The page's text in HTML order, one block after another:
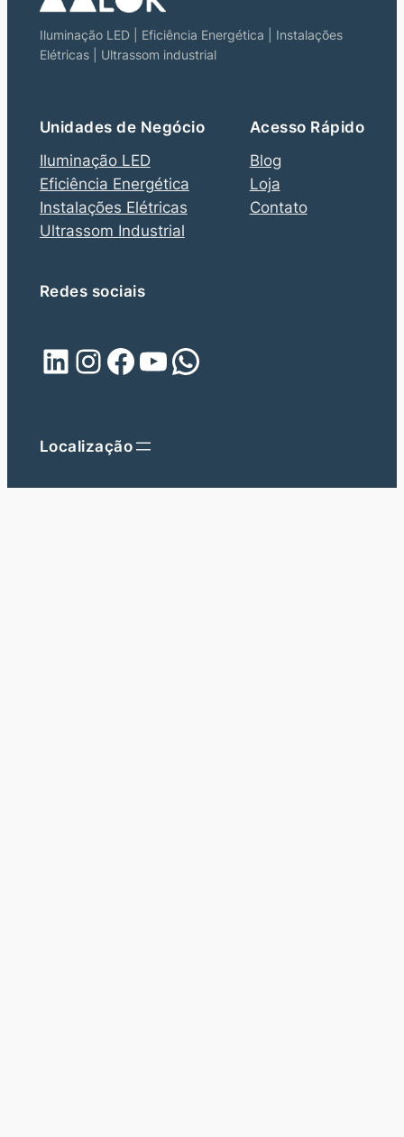
Iluminação LED | Eficiência Energética | Instalações
Elétricas | Ultrassom industrial
Unidades de Negócio
Iluminação LED
Eficiência Energética
Instalações Elétricas
Ultrassom Industrial
Acesso Rápido
Blog
Loja
Contato
Redes sociais
LinkedIn Instagram Facebook Youtube WhatsApp
Localização